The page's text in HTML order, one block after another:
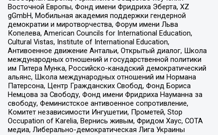
Восточной Европы, Фонд имени Фридриха Эберта, XZ
gGmbH, Мобильная академия поддержки гендерной
демократии и миротворчества, Форум имени Льва
Копелева, American Councils for International Education,
Cultural Vistas, Institute of International Education,
Антивоенное движение Антальи, Открытый диалог, Школа
международных отношений и государственной политики
им Питера Мунка, Российско-канадский демократический
альянс, Школа международных отношений им Нормана
Патерсона, Центр Гражданских Свобод, Фонд Бориса
Немцова за Свободу, Фонд имени Фридриха Науманна за
свободу, Феминистское антивоенное сопротивление,
Комитет независимости Ингушетии, Прометей, Stop
Occupation of Karelia, Вернись живым, Фридом Хаус, СОТА
медиа, Либерально-демократическая Лига Украины